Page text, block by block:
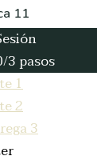
11
3 pasos
1
2
3